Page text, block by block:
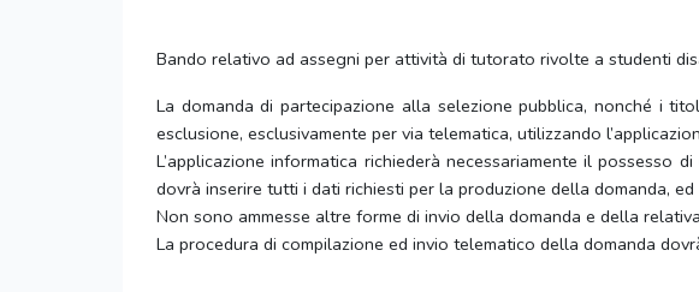
Bando relativo ad assegni per attività di tutorato rivolte a studenti
La domanda di partecipazione alla selezione pubblica, nonché i
esclusione, esclusivamente per via telematica, utilizzando
L’applicazione informatica richiederà necessariamente il
dovrà inserire tutti i dati richiesti per la produzione della domanda,
Non sono ammesse altre forme di invio della domanda e della
La procedura di compilazione ed invio telematico della domanda